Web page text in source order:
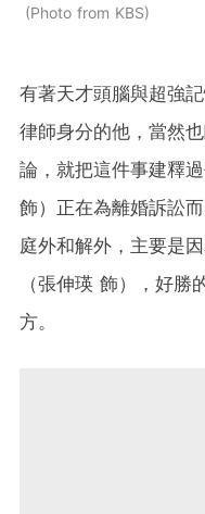
Photo from KBS
有著天才頭腦與超強
律師身分的他，當然
論，就把這件事建釋
飾）正在為離婚訴訟
庭外和解外，主要是
（張伸瑛 飾），好勝
方。